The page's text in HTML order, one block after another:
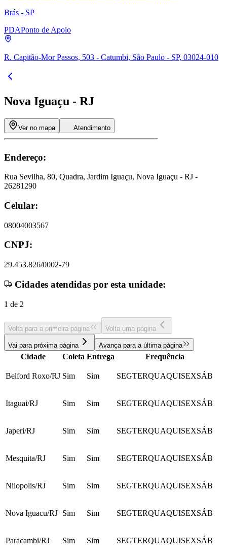
Brás - SP
PDAPonto de Apoio
R. Capitão-Mor Passos, 503 - Catumbi, São Paulo - SP, 03024-010
Nova Iguaçu - RJ
Ver no mapa Atendimento
Endereço:
Rua Sevilha, 80, Quadra, Jardim Iguaçu, Nova Iguaçu - RJ -
26281290
Celular:
08004003567
CNPJ:
29.453.826/0002-79
Cidades atendidas por esta unidade:
1 de 2
Volta para a primeira página Volta uma página
Vai para próxima página Avança para a última página
Cidade Coleta Entrega Frequência
Belford Roxo/RJ Sim Sim SEGTERQUAQUISEXSÁB
Itaguai/RJ Sim Sim SEGTERQUAQUISEXSÁB
Japeri/RJ Sim Sim SEGTERQUAQUISEXSÁB
Mesquita/RJ Sim Sim SEGTERQUAQUISEXSÁB
Nilopolis/RJ Sim Sim SEGTERQUAQUISEXSÁB
Nova Iguacu/RJ Sim Sim SEGTERQUAQUISEXSÁB
Paracambi/RJ Sim Sim SEGTERQUAQUISEXSÁB